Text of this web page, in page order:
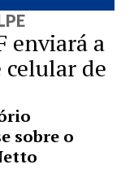
enviará a
celular de
sobre o